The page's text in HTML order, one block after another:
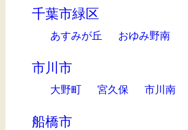
千葉市緑区
あすみが丘 おゆみ野南
市川市
大野町 宮久保 市川南
船橋市